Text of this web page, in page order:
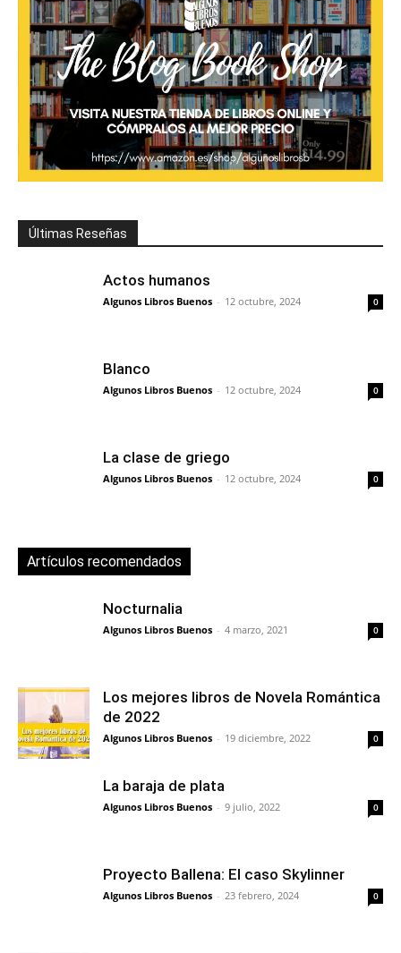
Últimas Reseñas
Actos humanos
Algunos Libros Buenos - 12 octubre, 2024 0
Blanco
Algunos Libros Buenos - 12 octubre, 2024 0
La clase de griego
Algunos Libros Buenos - 12 octubre, 2024 0
Artículos recomendados
Nocturnalia
Algunos Libros Buenos - 4 marzo, 2021 0
Los mejores libros de Novela Romántica
de 2022
Algunos Libros Buenos - 19 diciembre, 2022 0
La baraja de plata
Algunos Libros Buenos - 9 julio, 2022 0
Proyecto Ballena: El caso Skylinner
Algunos Libros Buenos - 23 febrero, 2024 0